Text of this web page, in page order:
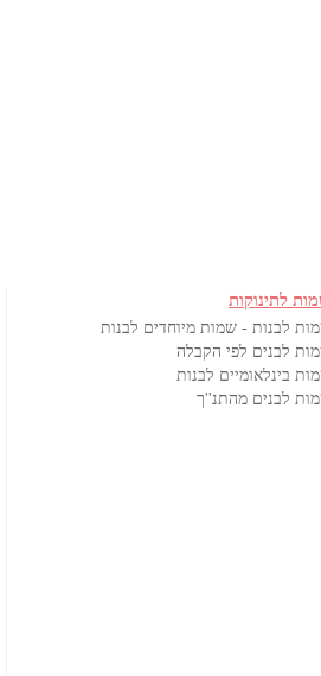
לתינוקות
לבנות - שמות מיוחדים לבנות
לבנים לפי הקבלה
בינלאומיים לבנות
לבנים מהתנ''ך